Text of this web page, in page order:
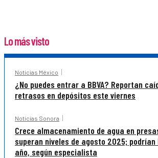
Lo más visto
Noticias México
¿No puedes entrar a BBVA? Reportan
retrasos en depósitos este viernes
Noticias Sonora
Crece almacenamiento de agua en
superan niveles de agosto 2025;
año, según especialista